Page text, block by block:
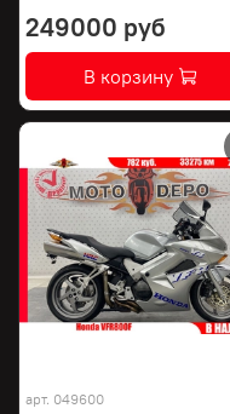
249000 руб
В корзину
арт. 049600